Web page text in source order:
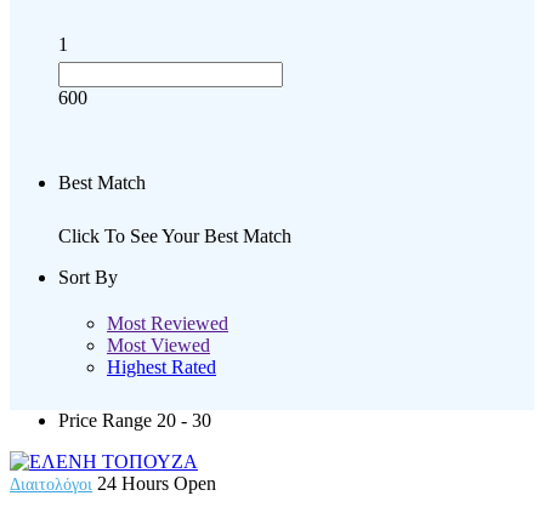
1
600
Best Match
Click To See Your Best Match
Sort By
Most Reviewed
Most Viewed
Highest Rated
Price Range 20 - 30
Διαιτολόγοι 24 Hours Open